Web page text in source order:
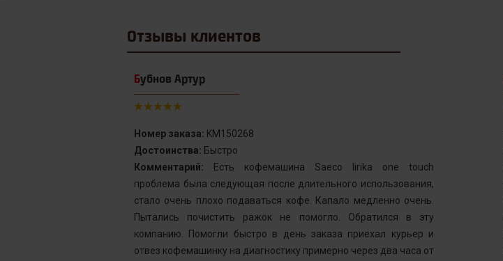
Отзывы клиентов
Бубнов Артур
Номер заказа: KM150268
Достоинства: Быстро
Комментарий: Есть кофемашина Saeco lirika one touch
проблема была следующая после длительного использования,
стало очень плохо подаваться кофе. Капало медленно очень.
Пытались почистить ражок не помогло. Обратился в эту
компанию. Помогли быстро в день заказа приехал курьер и
отвез кофемашинку на диагностику примерно через два часа от